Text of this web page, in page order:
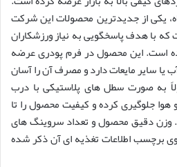
یکی از جدیدترین محصولات این شرکت
با هدف پاسخگویی به نیاز ورزشکاران
است. این محصول در فرم پودری عرضه
یا سایر مایعات دارد و مصرف آن را آسان
به صورت سطل های پلاستیکی با درب
جلوگیری کرده و کیفیت محصول را تا
وزن دقیق محصول و تعداد سروینگ های
برچسب اطلاعات تغذیه ای آن ذکر شده